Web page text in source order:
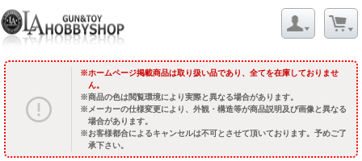
ホームページ掲載商品は取り扱い品であり、全てを在庫しておりませ
ん。
商品の色は閲覧環境により実際と異なる場合があります。
メーカーの仕様変更により、外観・構造等が商品説明及び画像と異なる
場合があります。
お客様都合によるキャンセルは不可とさせて頂いております。予めご了
承下さい。